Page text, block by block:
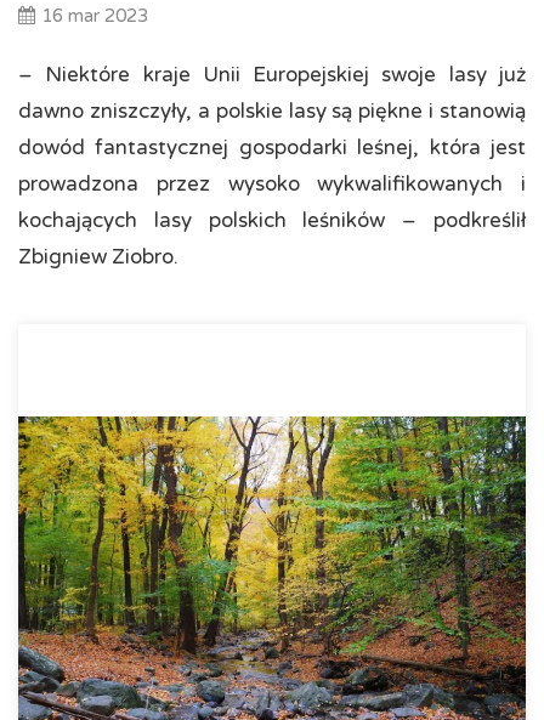
16 mar 2023
– Niektóre kraje Unii Europejskiej swoje lasy już
dawno zniszczyły, a polskie lasy są piękne i stanowią
dowód fantastycznej gospodarki leśnej, która jest
prowadzona przez wysoko wykwalifikowanych i
kochających lasy polskich leśników – podkreślił
Zbigniew Ziobro.